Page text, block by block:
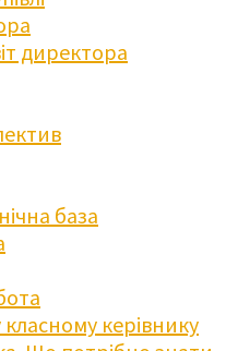
директора
база
керівнику